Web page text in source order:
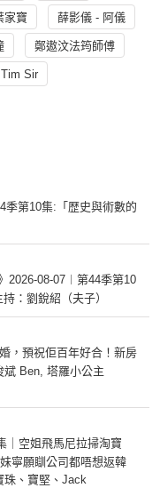
家寶 薛影儀 - 阿儀
鄭遨汶法筠師傅
Sir
季第10集:「歴史與術數的
2026-08-07︱第44季第10
：劉銳紹（夫子）
，預祝佢百年好合！新房
斌 Ben, 塔羅小公主
｜空姐飛馬尼拉掃淘寶
寧願瞓公司都唔想返韓
珠、寶堅、Jack